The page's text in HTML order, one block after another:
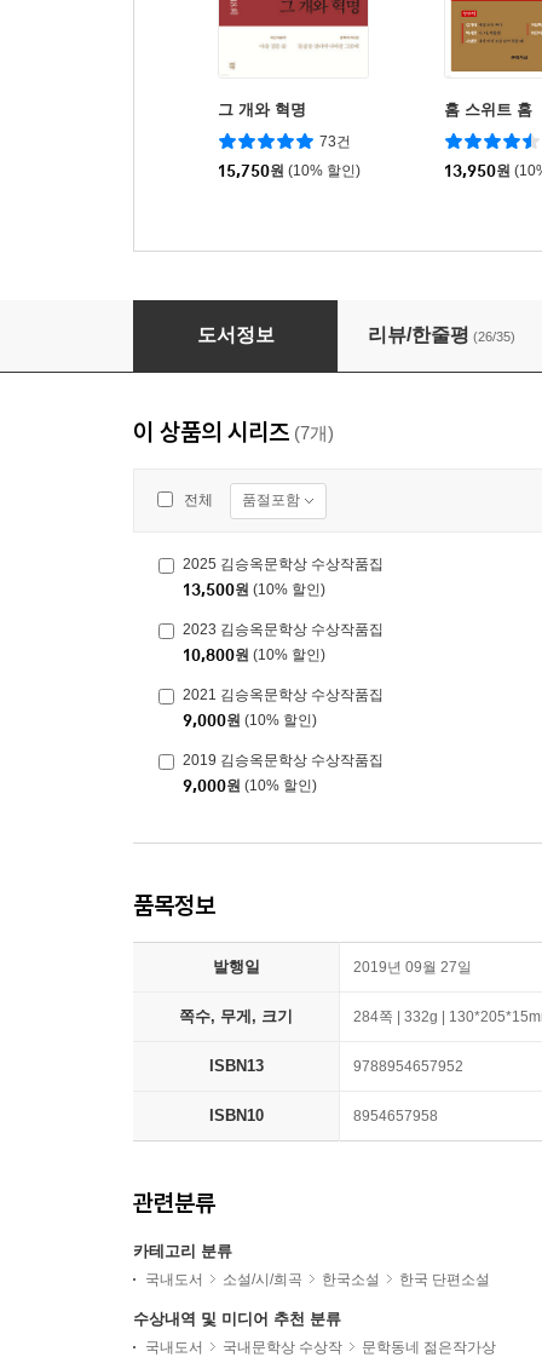
그 개와 혁명
73건
15,750원 (10% 할인)
홈 스위트 홈
13,950원
2019 김승옥문학상 수상작품집
도서정보 리뷰/한줄평 (26/35)
이 상품의 시리즈 (7개)
전체 품절포함
2025 김승옥문학상 수상작품집
13,500원 (10% 할인)
2023 김승옥문학상 수상작품집
10,800원 (10% 할인)
2021 김승옥문학상 수상작품집
9,000원 (10% 할인)
2019 김승옥문학상 수상작품집
9,000원 (10% 할인)
품목정보
발행일 2019년 09월 27일
쪽수, 무게, 크기 284쪽 | 332g |
ISBN13 9788954657952
ISBN10 8954657958
관련분류
카테고리 분류
국내도서 소설/시/희곡 한국소설 한국 단편소설
수상내역 및 미디어 추천 분류
국내도서 국내문학상 수상작
문학동네 젊은작가상